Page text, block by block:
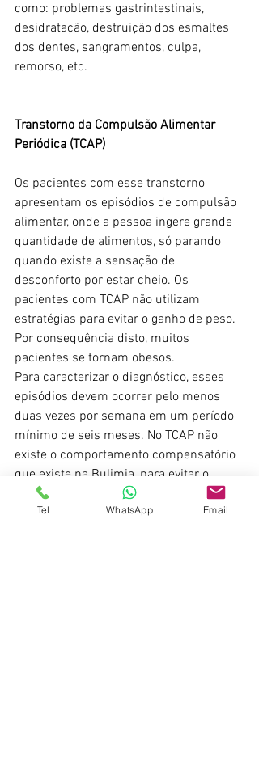
como: problemas gastrintestinais,
desidratação, destruição dos esmaltes
dos dentes, sangramentos, culpa,
remorso, etc.
Transtorno da Compulsão Alimentar
Periódica (TCAP)
Os pacientes com esse transtorno
apresentam os episódios de compulsão
alimentar, onde a pessoa ingere grande
quantidade de alimentos, só parando
quando existe a sensação de
desconforto por estar cheio. Os
pacientes com TCAP não utilizam
estratégias para evitar o ganho de peso.
Por consequência disto, muitos
pacientes se tornam obesos.
Para caracterizar o diagnóstico, esses
episódios devem ocorrer pelo menos
duas vezes por semana em um período
mínimo de seis meses. No TCAP não
existe o comportamento compensatório
que existe na Bulimia, para evitar o
ganho de peso.
Muitos pacientes que sofrem de
Tel WhatsApp Email